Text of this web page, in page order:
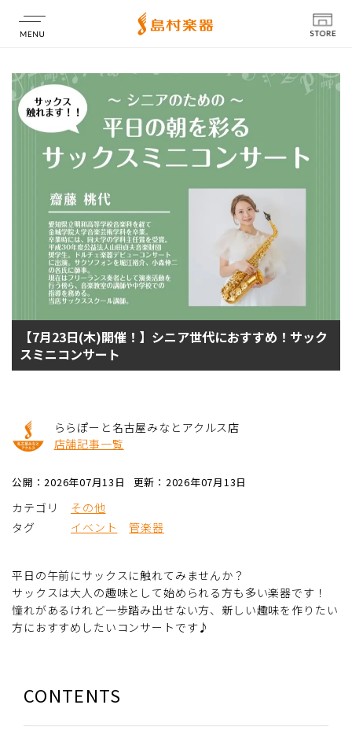
店舗情報
【7月23日(木)開催！】シニア世代におすすめ！サック
スミニコンサート
ららぽーと名古屋みなとアクルス店
店舗記事一覧
公開：2026年07月13日 更新：2026年07月13日
カテゴリ
その他
タグ
イベント 管楽器
平日の午前にサックスに触れてみませんか？
サックスは大人の趣味として始められる方も多い楽器です！
憧れがあるけれど一歩踏み出せない方、新しい趣味を作りたい
方におすすめしたいコンサートです♪
CONTENTS